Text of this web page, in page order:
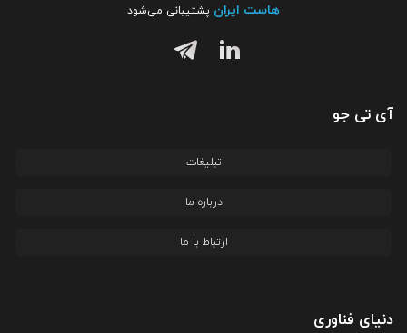
هاست ایران پشتیبانی می‌شود
آی تی جو
تبلیغات
درباره ما
ارتباط با ما
دنیای فناوری